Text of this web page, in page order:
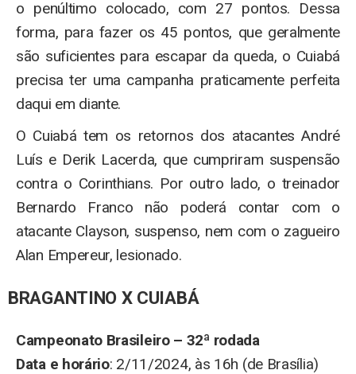
o penúltimo colocado, com 27 pontos. Dessa
forma, para fazer os 45 pontos, que geralmente
são suficientes para escapar da queda, o Cuiabá
precisa ter uma campanha praticamente perfeita
daqui em diante.
O Cuiabá tem os retornos dos atacantes André
Luís e Derik Lacerda, que cumpriram suspensão
contra o Corinthians. Por outro lado, o treinador
Bernardo Franco não poderá contar com o
atacante Clayson, suspenso, nem com o zagueiro
Alan Empereur, lesionado.
BRAGANTINO X CUIABÁ
Campeonato Brasileiro – 32ª rodada
Data e horário: 2/11/2024, às 16h (de Brasília)